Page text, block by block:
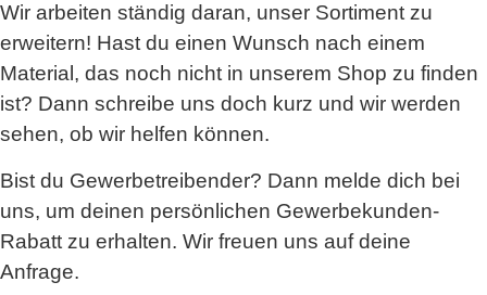
Wir arbeiten ständig daran, unser Sortiment zu
erweitern! Hast du einen Wunsch nach einem
Material, das noch nicht in unserem Shop zu finden
ist? Dann schreibe uns doch kurz und wir werden
sehen, ob wir helfen können.
Bist du Gewerbetreibender? Dann melde dich bei
uns, um deinen persönlichen Gewerbekunden-
Rabatt zu erhalten. Wir freuen uns auf deine
Anfrage.